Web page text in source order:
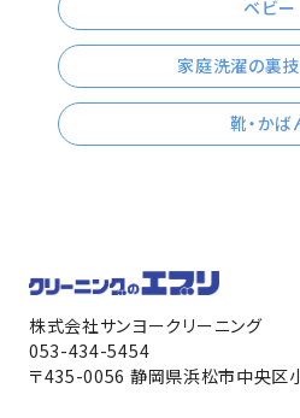
ベビー
家庭洗濯の裏
靴・かば
株式会社サンヨークリーニング
053-434-5454
〒435-0056 静岡県浜松市中央区